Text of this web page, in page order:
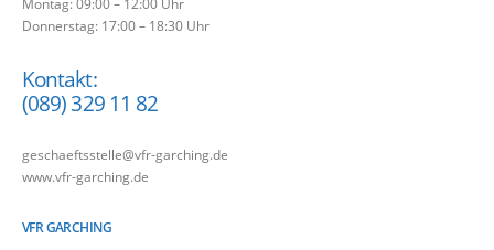
Montag: 09:00 – 12:00 Uhr
Donnerstag: 17:00 – 18:30 Uhr
Kontakt:
(089) 329 11 82
geschaeftsstelle@vfr-garching.de
www.vfr-garching.de
VFR GARCHING